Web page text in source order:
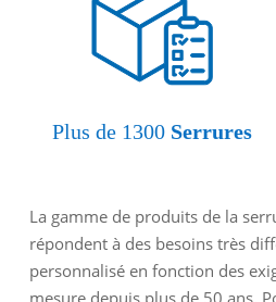
Plus de 1300 Serrures
La gamme de produits de la
répondent à des besoins très
personnalisé en fonction des